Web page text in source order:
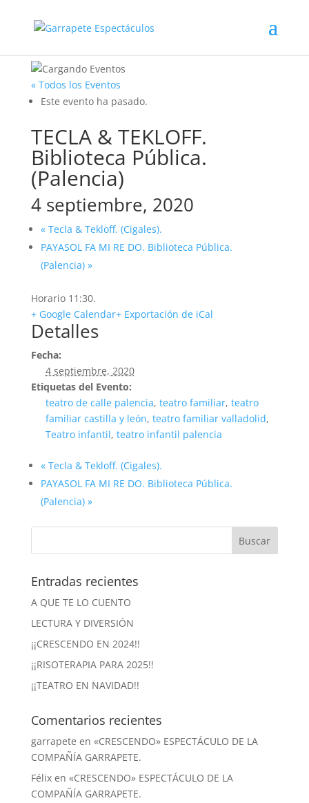
« Todos los Eventos
Este evento ha pasado.
TECLA & TEKLOFF.
Biblioteca Pública.
(Palencia)
4 septiembre, 2020
«Tecla & Tekloff. (Cigales).
PAYASOL FA MI RE DO. Biblioteca Pública.
(Palencia) »
Horario 11:30.
+ Google Calendar+ Exportación de iCal
Detalles
Fecha:
4 septiembre, 2020
Etiquetas del Evento:
teatro de calle palencia, teatro familiar, teatro
familiar castilla y león, teatro familiar valladolid,
Teatro infantil, teatro infantil palencia
«Tecla & Tekloff. (Cigales).
PAYASOL FA MI RE DO. Biblioteca Pública.
(Palencia) »
Entradas recientes
A QUE TE LO CUENTO
LECTURA Y DIVERSIÓN
¡¡CRESCENDO EN 2024!!
¡¡RISOTERAPIA PARA 2025!!
¡¡TEATRO EN NAVIDAD!!
Comentarios recientes
garrapete en «CRESCENDO» ESPECTÁCULO DE LA
COMPAÑÍA GARRAPETE.
Félixen «CRESCENDO» ESPECTÁCULO DE LA
COMPAÑÍA GARRAPETE.